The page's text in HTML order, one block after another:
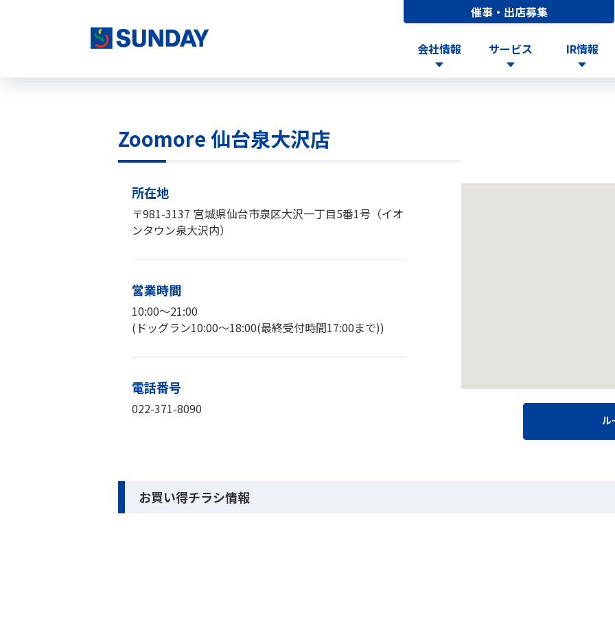
株式会社サンデー
催事・出店募集
会社情報 サービス IR情報
Zoomore 仙台泉大沢店
Zoomore 仙台泉大沢店について
所在地
〒981-3137 宮城県仙台市泉区大沢一丁目5番1号（イオ
ンタウン泉大沢内）
営業時間
10:00～21:00
(ドッグラン10:00〜18:00(最終受付時間17:00まで))
電話番号
022-371-8090
ル
お買い得チラシ情報